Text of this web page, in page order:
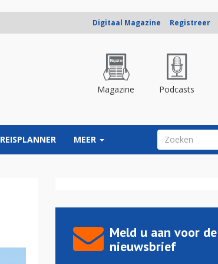
Digitaal Magazine Registreer
Magazine Podcasts
REISPLANNER MEER ZOEKVELD
Meld u aan voor de
nieuwsbrief